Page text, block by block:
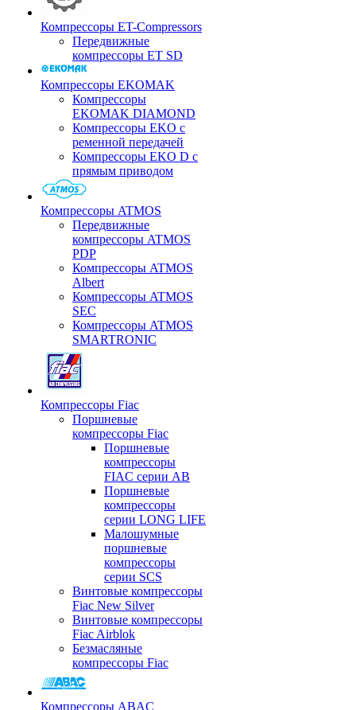
Компрессоры ET-Compressors
Передвижные
компрессоры ET SD
Компрессоры EKOMAK
Компрессоры
EKOMAK DIAMOND
Компрессоры EKO c
ременной передачей
Компрессоры EKO D с
прямым приводом
Компрессоры ATMOS
Передвижные
компрессоры ATMOS
PDP
Компрессоры ATMOS
Albert
Компрессоры ATMOS
SEC
Компрессоры ATMOS
SMARTRONIC
Компрессоры Fiac
Поршневые
компрессоры Fiac
Поршневые
компрессоры
FIAC серии AB
Поршневые
компрессоры
серии LONG LIFE
Малошумные
поршневые
компрессоры
серии SCS
Винтовые компрессоры
Fiac New Silver
Винтовые компрессоры
Fiac Airblok
Безмасляные
компрессоры Fiac
Компрессоры ABAC